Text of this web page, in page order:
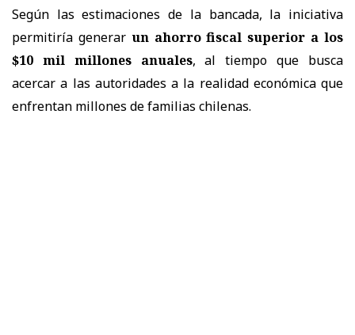
Según las estimaciones de la bancada, la iniciativa
permitiría generar un ahorro fiscal superior a los
$10 mil millones anuales, al tiempo que busca
acercar a las autoridades a la realidad económica que
enfrentan millones de familias chilenas.